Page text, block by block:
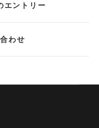
エントリー
わせ